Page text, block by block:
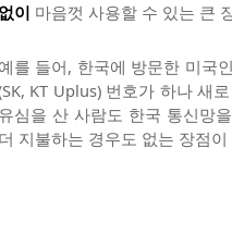
없이 마음껏 사용할 수 있는 큰
예를 들어, 한국에 방문한 미국
KT Uplus) 번호가 하나 새
유심을 산 사람도 한국 통신망
더 지불하는 경우도 없는 장점